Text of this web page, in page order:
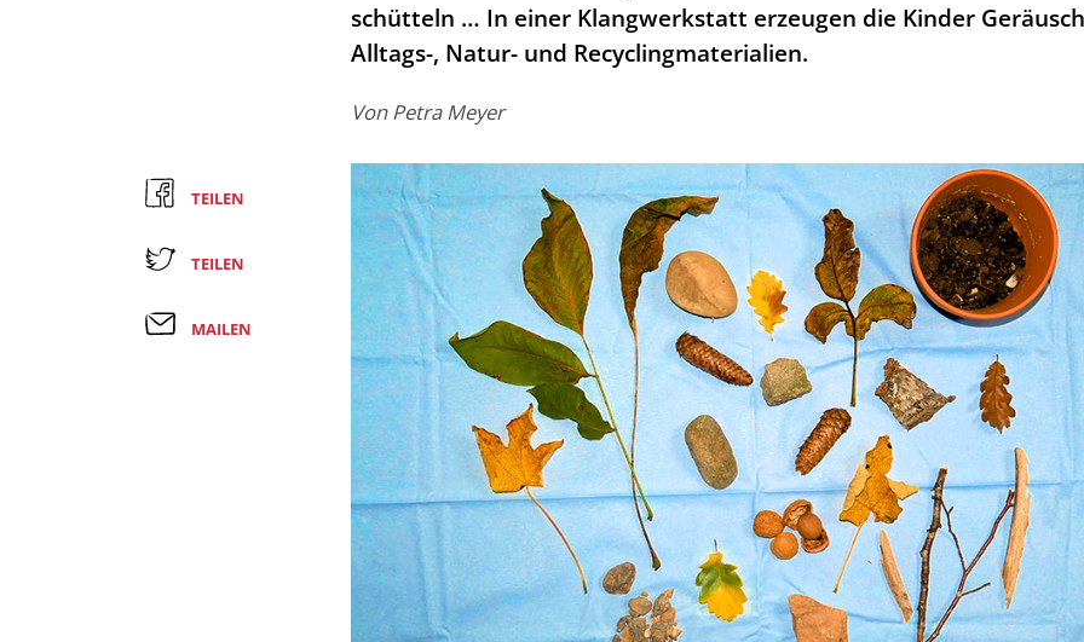
schütteln … In einer Klangwerkstatt erzeugen die Kinder
Alltags-, Natur- und Recyclingmaterialien.
VonPetra Meyer
TEILEN
TEILEN
MAILEN